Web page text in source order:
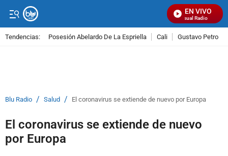
EN VIVO
Señal Visual Radio
Tendencias: Posesión Abelardo De La Espriella Cali Gustavo Petro
Blu Radio / Salud / El coronavirus se extiende de nuevo por Europa
El coronavirus se extiende de nuevo
por Europa